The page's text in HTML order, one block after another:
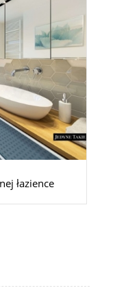
łazience